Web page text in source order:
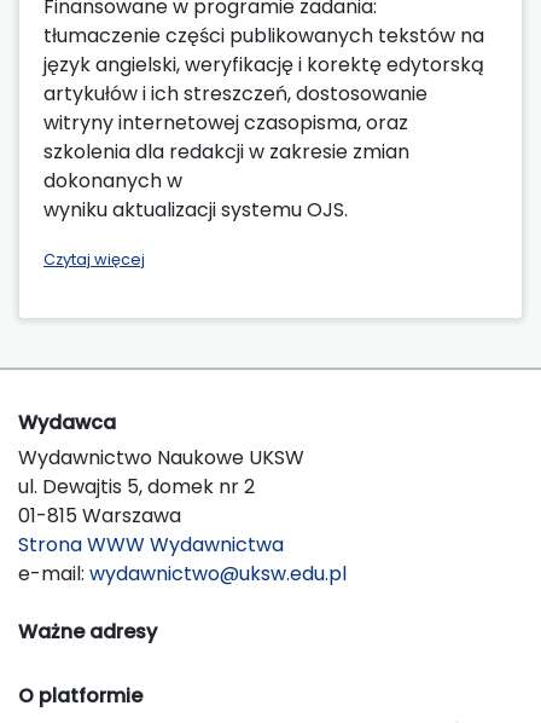
Finansowane w programie zadania:
tłumaczenie części publikowanych tekstów na
język angielski, weryfikację i korektę edytorską
artykułów i ich streszczeń, dostosowanie
witryny internetowej czasopisma, oraz
szkolenia dla redakcji w zakresie zmian
dokonanych w
wyniku aktualizacji systemu OJS.
Czytaj więcej
Wydawca
Wydawnictwo Naukowe UKSW
ul. Dewajtis 5, domek nr 2
01-815 Warszawa
Strona WWW Wydawnictwa
e-mail: wydawnictwo@uksw.edu.pl
Ważne adresy
O platformie